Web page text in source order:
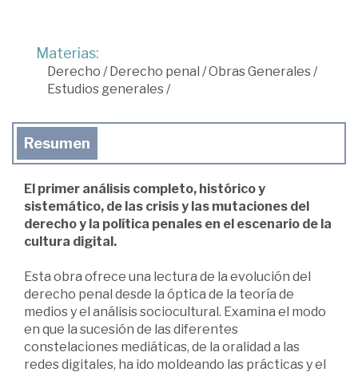
Materias:
Derecho / Derecho penal /Obras Generales/
Estudios generales/
Resumen
El primer análisis completo, histórico y
sistemático, de las crisis y las mutaciones del
derecho y la política penales en el escenario de la
cultura digital.
Esta obra ofrece una lectura de la evolución del
derecho penal desde la óptica de la teoría de
medios y el análisis sociocultural. Examina el modo
en que la sucesión de las diferentes
constelaciones mediáticas, de la oralidad a las
redes digitales, ha ido moldeando las prácticas y el